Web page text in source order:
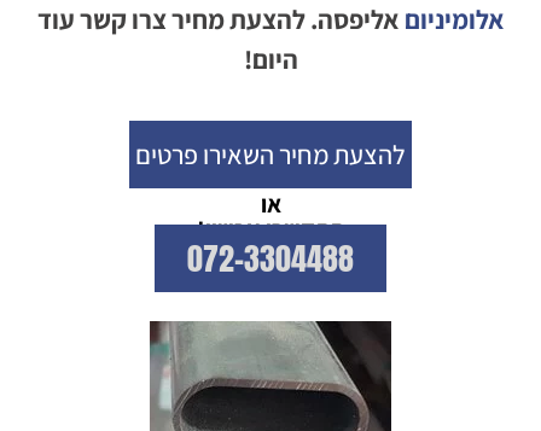
אלומיניום אליפסה. להצעת מחיר צרו קשר עוד
היום!
להצעת מחיר השאירו פרטים
או
התקשרו עכשיו!
072-3304488